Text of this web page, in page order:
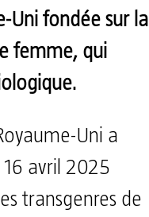
Uni fondée sur la
femme, qui
Uni a
avril 2025
transgenres de